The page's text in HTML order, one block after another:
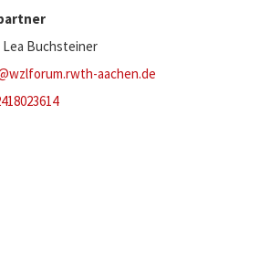
Lea Buchsteiner
aachen.de